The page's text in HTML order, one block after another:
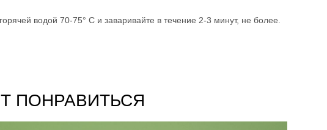
водой 70-75° C и заваривайте в течение 2-3 минут, не более.
ПОНРАВИТЬСЯ